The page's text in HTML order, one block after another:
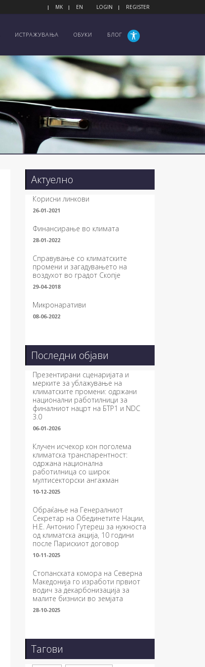
MK EN LOGIN REGISTER
ИСТРАЖУВАЊА ОБУКИ БЛОГ
Актуелно
Корисни линкови
26-01-2021
Финансирање во климата
28-01-2022
Справување со климатските
промени и загадувањето на
воздухот во градот Скопје
29-04-2018
Микронаративи
08-06-2022
Последни објави
Презентирани сценаријата и
мерките за ублажување на
климатските промени: одржани
национални работилници за
финалниот нацрт на БТР1 и NDC
3.0
06-01-2026
Клучен исчекор кон поголема
климатска транспарентност:
одржана национална
работилница со широк
мултисекторски ангажман
10-12-2025
Обраќање на Генералниот
Секретар на Обединетите Нации,
Н.Е. Антонио Гутереш за нужноста
од климатска акција, 10 години
после Парискиот договор
10-11-2025
Стопанската комора на Северна
Македонија го изработи првиот
водич за декарбонизација за
малите бизниси во земјата
28-10-2025
Тагови